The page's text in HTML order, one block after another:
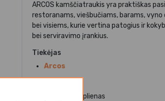
ARCOS kamščiatraukis yra praktiškas
restoranams, viešbučiams, barams,
bei visiems, kurie vertina patogius ir
bei serviravimo įrankius.
Tiekėjas
Arcos
nerūdijantis plienas